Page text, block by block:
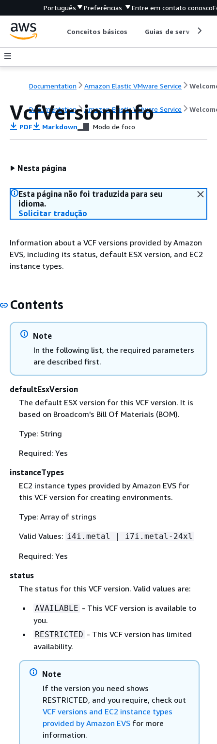
Português Preferências Entre em contato conosco
Conceitos básicos Guias de serviço
Documentation Amazon Elastic VMware Service
Documentation Amazon Elastic VMware Service
VcfVersionInfo
PDF Markdown Modo de foco
Nesta página
Esta página não foi traduzida para seu
idioma.
Solicitar tradução
Information about a VCF versions provided by Amazon
EVS, including its status, default ESX version, and EC2
instance types.
Contents
Note
In the following list, the required parameters
are described first.
defaultEsxVersion
The default ESX version for this VCF version. It is
based on Broadcom's Bill Of Materials (BOM).
Type: String
Required: Yes
instanceTypes
EC2 instance types provided by Amazon EVS for
this VCF version for creating environments.
Type: Array of strings
Valid Values: i4i.metal | i7i.metal-24xl
Required: Yes
status
The status for this VCF version. Valid values are:
AVAILABLE - This VCF version is available to
you.
RESTRICTED - This VCF version has limited
availability.
Note
If the version you need shows
RESTRICTED, and you require, check out
VCF versions and EC2 instance types
provided by Amazon EVSfor more
information.